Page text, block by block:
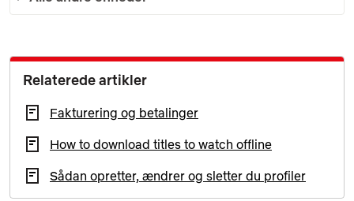
Relaterede artikler
Fakturering og betalinger
How to download titles to watch offline
Sådan opretter, ændrer og sletter du profiler